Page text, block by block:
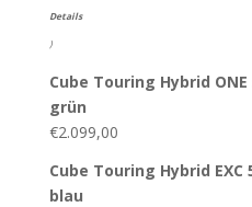
Details
)
Cube Touring Hybrid
grün
€2.099,00
Cube Touring Hybrid EXC
blau